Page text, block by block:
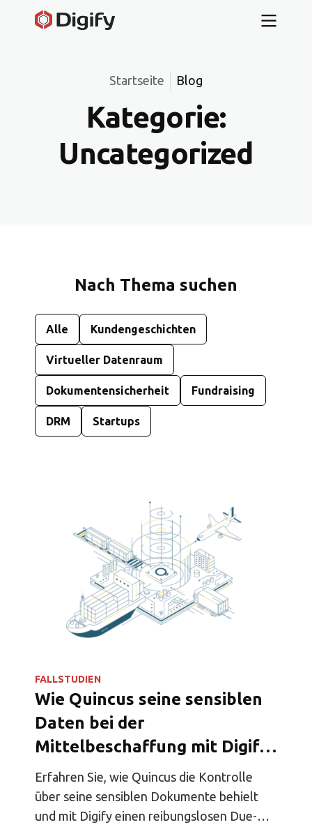
Startseite Blog
Kategorie:
Uncategorized
Nach Thema suchen
Alle Kundengeschichten
Virtueller Datenraum
Dokumentensicherheit Fundraising
DRM Startups
FALLSTUDIEN
Wie Quincus seine sensiblen
Daten bei der
Mittelbeschaffung mit Digify
geschützt hat
Erfahren Sie, wie Quincus die Kontrolle
über seine sensiblen Dokumente behielt
und mit Digify einen reibungslosen Due-